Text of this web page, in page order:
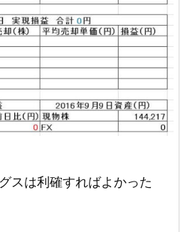
スは利確すればよかった